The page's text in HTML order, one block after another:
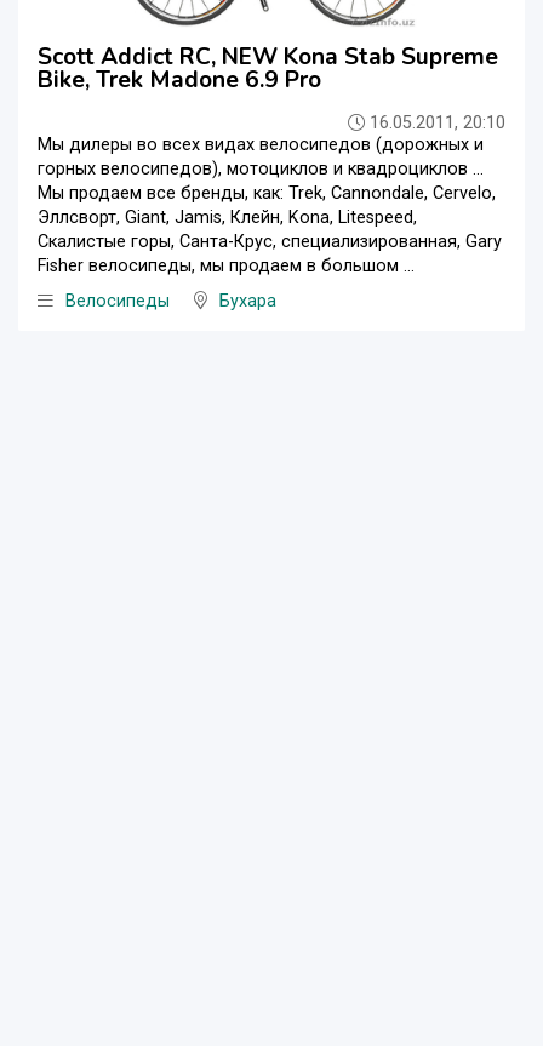
Scott Addict RC, NEW Kona Stab Supreme
Bike, Trek Madone 6.9 Pro
16.05.2011, 20:10
Мы дилеры во всех видах велосипедов (дорожных и
горных велосипедов), мотоциклов и квадроциклов ...
Мы продаем все бренды, как: Trek, Cannondale, Cervelo,
Эллсворт, Giant, Jamis, Клейн, Kona, Litespeed,
Скалистые горы, Санта-Крус, специализированная, Gary
Fisher велосипеды, мы продаем в большом ...
Велосипеды
Бухара